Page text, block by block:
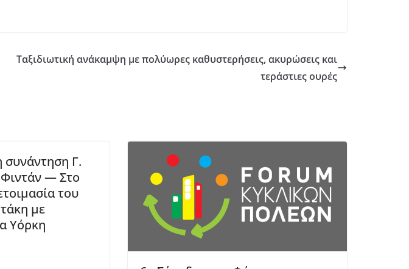
Ταξιδιωτική ανάκαμψη με πολύωρες καθυστερήσεις, ακυρώσεις και
τεράστιες ουρές
συνάντηση Γ.
Φιντάν ― Στο
του
με
Υόρκη